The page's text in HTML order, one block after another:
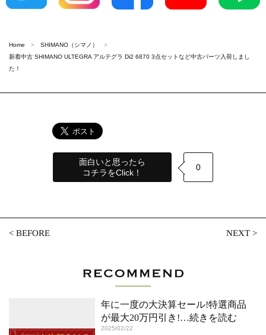
Home
SHIMANO（シマノ）
新着中古 SHIMANO ULTEGRA アルテグラ Di2 6870 3点セットなど中古パーツ入荷しまし
た！
面白いと思ったら
コチラをClick！
0
<BEFORE NEXT>
年に一度の大決算セール!特選商品
が最大20万円引き!…続きを読む
2025/02/22